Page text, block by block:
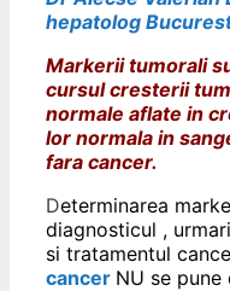
hepatolog
Markerii tumorali
cursul cresterii
normale aflate in
lor normala in
fara cancer.
Determinarea
diagnosticul ,
si tratamentul
cancer NU se